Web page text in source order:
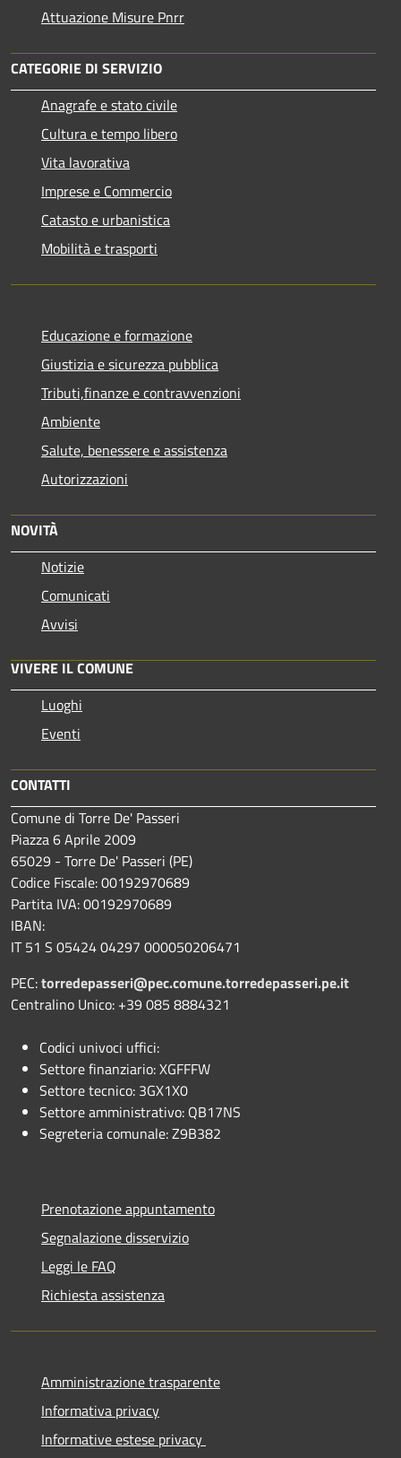
Attuazione Misure Pnrr
CATEGORIE DI SERVIZIO
Anagrafe e stato civile
Cultura e tempo libero
Vita lavorativa
Imprese e Commercio
Catasto e urbanistica
Mobilità e trasporti
Educazione e formazione
Giustizia e sicurezza pubblica
Tributi,finanze e contravvenzioni
Ambiente
Salute, benessere e assistenza
Autorizzazioni
NOVITÀ
Notizie
Comunicati
Avvisi
VIVERE IL COMUNE
Luoghi
Eventi
CONTATTI
Comune di Torre De' Passeri
Piazza 6 Aprile 2009
65029 - Torre De' Passeri (PE)
Codice Fiscale: 00192970689
Partita IVA: 00192970689
IBAN:
IT 51 S 05424 04297 000050206471
PEC:torredepasseri@pec.comune.torredepasseri.pe.it
Centralino Unico: +39 085 8884321
Codici univoci uffici:
Settore finanziario: XGFFFW
Settore tecnico: 3GX1X0
Settore amministrativo: QB17NS
Segreteria comunale: Z9B382
Prenotazione appuntamento
Segnalazione disservizio
Leggi le FAQ
Richiesta assistenza
Amministrazione trasparente
Informativa privacy
Informative estese privacy